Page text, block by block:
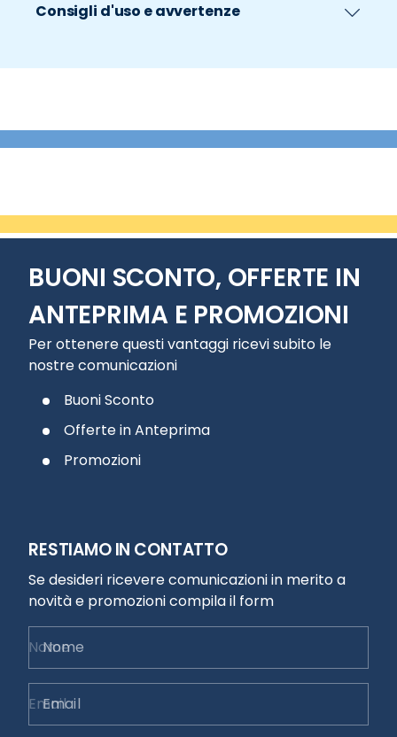
Consigli d'uso e avvertenze
BUONI SCONTO, OFFERTE IN
ANTEPRIMA E PROMOZIONI
Per ottenere questi vantaggi ricevi subito le
nostre comunicazioni
Buoni Sconto
Offerte in Anteprima
Promozioni
RESTIAMO IN CONTATTO
Se desideri ricevere comunicazioni in merito a
novità e promozioni compila il form
Nome
Email